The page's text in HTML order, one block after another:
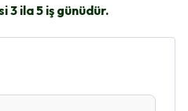
3 ila 5 iş günüdür.